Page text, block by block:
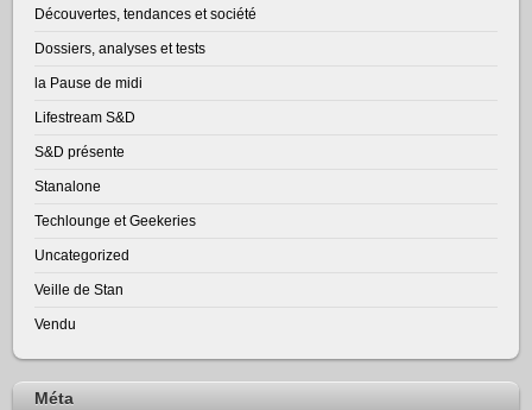
Découvertes, tendances et société
Dossiers, analyses et tests
la Pause de midi
Lifestream S&D
S&D présente
Stanalone
Techlounge et Geekeries
Uncategorized
Veille de Stan
Vendu
Méta